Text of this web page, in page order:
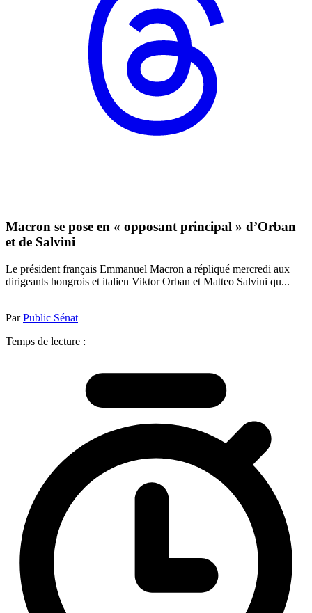
Macron se pose en « opposant principal » d’Orban
et de Salvini
Le président français Emmanuel Macron a répliqué mercredi aux
dirigeants hongrois et italien Viktor Orban et Matteo Salvini qu...
ParPublic Sénat
Temps de lecture :